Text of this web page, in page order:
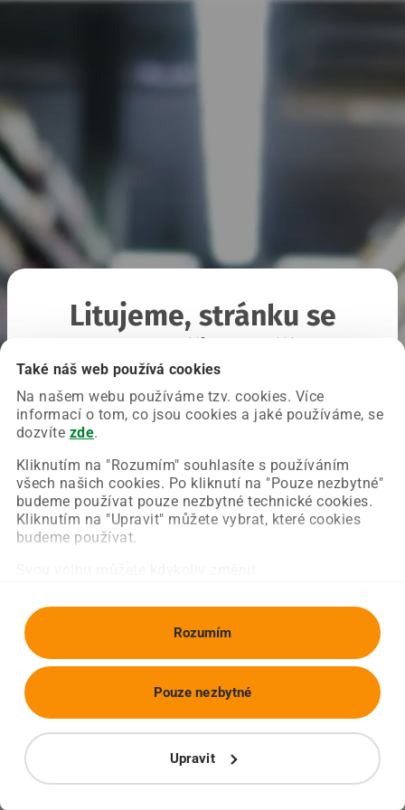
Také náš web používá cookies
Na našem webu používáme tzv. cookies. Více
informací o tom, co jsou cookies a jaké používáme, se
dozvíte zde.
Kliknutím na "Rozumím" souhlasíte s používáním
všech našich cookies. Po kliknutí na "Pouze nezbytné"
budeme používat pouze nezbytné technické cookies.
Kliknutím na "Upravit" můžete vybrat, které cookies
budeme používat.
Rozumím
Upravit
Pouze nezbytné
Litujeme, stránku se
Chyba nastala na naší straně a už ji opravujeme.
Zkuste prosím znovu načíst požadovanou stránku.
Obnovit stránku Úvodní strana